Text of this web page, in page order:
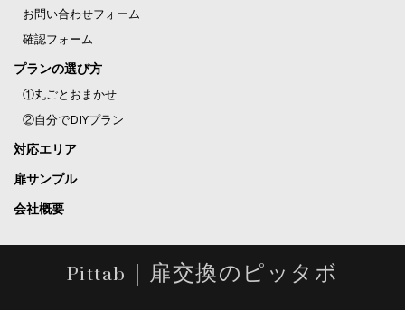
お問い合わせフォーム
確認フォーム
プランの選び方
①丸ごとおまかせ
②自分でDIYプラン
対応エリア
扉サンプル
会社概要
Pittab｜扉交換のピッタボ